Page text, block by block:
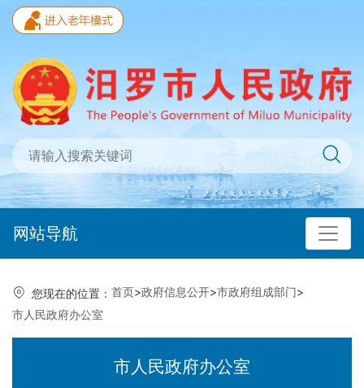
网站导航
您现在的位置： 首页>政府信息公开>市政府组成部门>
市人民政府办公室
市人民政府办公室